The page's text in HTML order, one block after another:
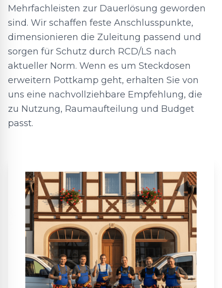
Mehrfachleisten zur Dauerlösung geworden
sind. Wir schaffen feste Anschlusspunkte,
dimensionieren die Zuleitung passend und
sorgen für Schutz durch RCD/LS nach
aktueller Norm. Wenn es um Steckdosen
erweitern Pottkamp geht, erhalten Sie von
uns eine nachvollziehbare Empfehlung, die
zu Nutzung, Raumaufteilung und Budget
passt.